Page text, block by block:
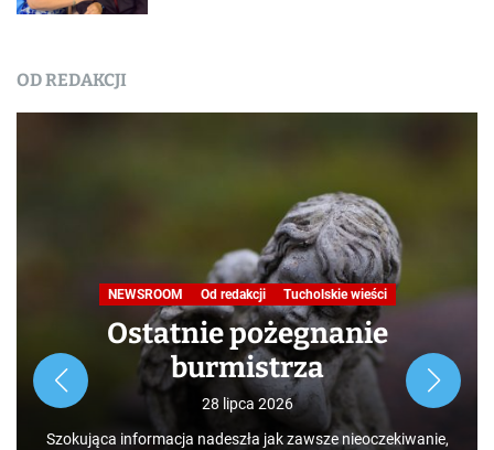
OD REDAKCJI
Podróże małe i duże. Ścieżka
przyrodniczo-dydaktyczna
„Jelenia Wyspa”
24 lipca 2026
Rozpoczynamy nowy cykl opowieści zarówno dla turystów,
jak i mieszkańców, którzy niekoniecznie muszą podróżować
po świecie. Mamy niezwykłe szczęście żyć w Borach
Tucholskich i korzystać i to w dodatku za darmo z tego, co